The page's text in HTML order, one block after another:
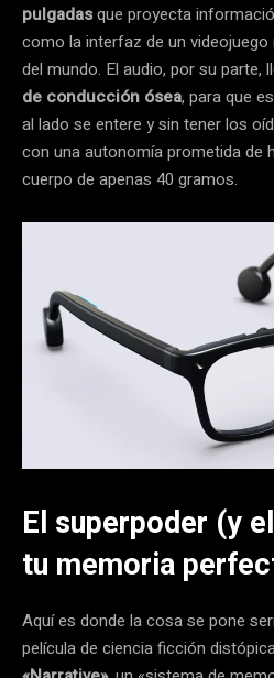
pulgadasque proyecta
como la interfaz de un
del mundo. El audio, por su parte,
de conducción ósea, para que
al lado se entere y sin tener los
con una autonomía prometida de
cuerpo de apenas 40 gramos.
El superpoder (y
tu memoria
Aquí es donde la cosa se pone
película de ciencia ficción